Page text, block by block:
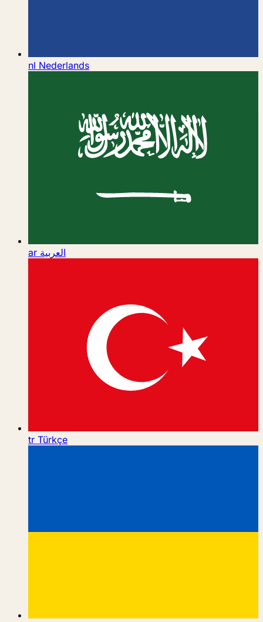
nl Nederlands
ar العربية
tr Türkçe